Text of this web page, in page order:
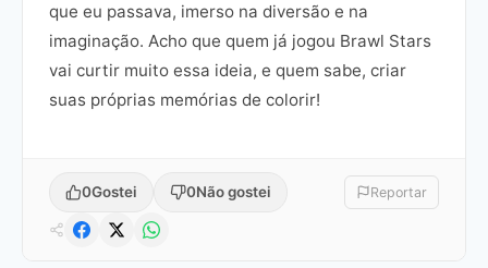
que eu passava, imerso na diversão e na
imaginação. Acho que quem já jogou Brawl Stars
vai curtir muito essa ideia, e quem sabe, criar
suas próprias memórias de colorir!
0Gostei 0Não gostei Reportar